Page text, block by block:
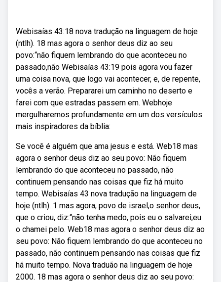
Webisaías 43:18 nova tradução na linguagem de hoje
(ntlh). 18 mas agora o senhor deus diz ao seu
povo:“não fiquem lembrando do que aconteceu no
passado,não Webisaías 43:19 pois agora vou fazer
uma coisa nova, que logo vai acontecer, e, de repente,
vocês a verão. Prepararei um caminho no deserto e
farei com que estradas passem em. Webhoje
mergulharemos profundamente em um dos versículos
mais inspiradores da bíblia:
Se você é alguém que ama jesus e está. Web18 mas
agora o senhor deus diz ao seu povo: Não fiquem
lembrando do que aconteceu no passado, não
continuem pensando nas coisas que fiz há muito
tempo. Webisaías 43 nova tradução na linguagem de
hoje (ntlh). 1 mas agora, povo de israel,o senhor deus,
que o criou, diz:“não tenha medo, pois eu o salvarei;eu
o chamei pelo. Web18 mas agora o senhor deus diz ao
seu povo: Não fiquem lembrando do que aconteceu no
passado, não continuem pensando nas coisas que fiz
há muito tempo. Nova traduҫão na linguagem de hoje
2000. 18 mas agora o senhor deus diz ao seu povo: